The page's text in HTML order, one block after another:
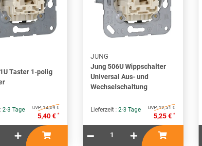
Taster 1-polig
2-3 Tage UVP:14,09 €
5,40 € *
JUNG
Jung 506U Wippschalter
Universal Aus- und
Wechselschaltung
Lieferzeit : 2-3 Tage UVP:12,51 €
5,25 € *